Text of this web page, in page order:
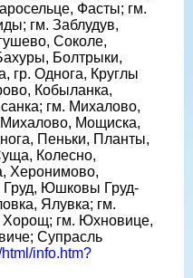
Фасты; гм.
гм. Заблудув,
Соколе,
Болтрыки,
гр. Однога, Круглы
Кобыланка,
гм. Михалово,
Мощиска,
Пеньки, Планты,
Колесно,
Херонимово,
Юшковы Груд-
Ялувка; гм.
гм. Юхновице,
Супрасль
info.htm?